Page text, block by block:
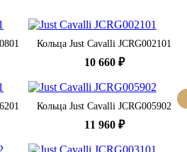
Кольца Just Cavalli JCRG002101
10 660 ₽
Кольца Just Cavalli JCRG005902
11 960 ₽